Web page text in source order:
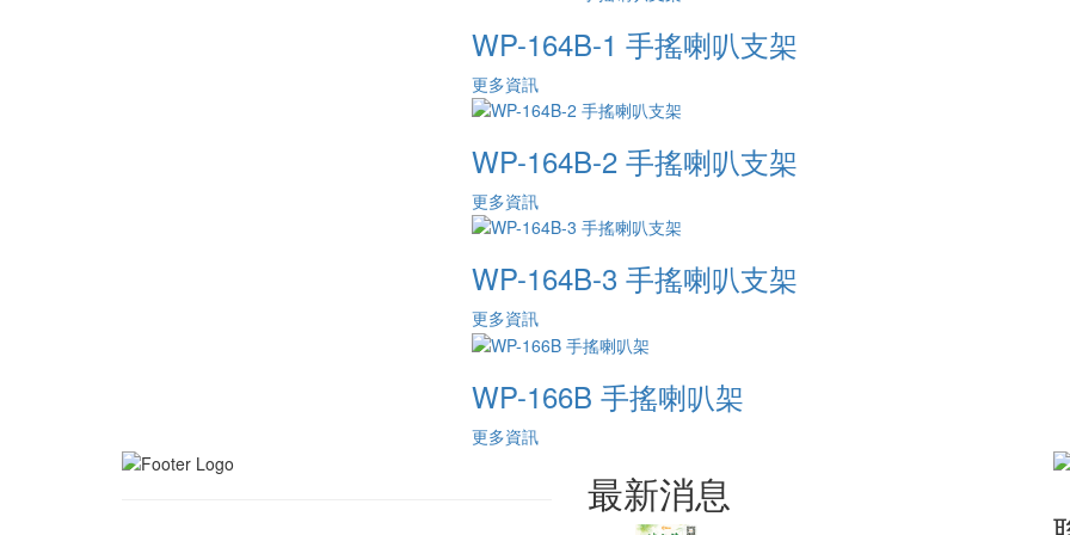
WP-164B-1 手搖喇叭支架
更多資訊
WP-164B-2 手搖喇叭支架
更多資訊
WP-164B-3 手搖喇叭支架
更多資訊
WP-166B 手搖喇叭架
更多資訊
最新消息